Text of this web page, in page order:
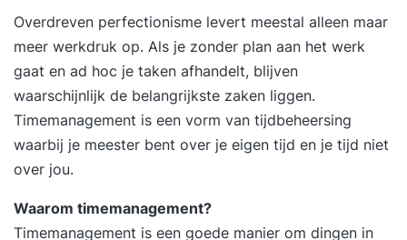
Overdreven perfectionisme levert meestal alleen maar
meer werkdruk op. Als je zonder plan aan het werk
gaat en ad hoc je taken afhandelt, blijven
waarschijnlijk de belangrijkste zaken liggen.
Timemanagement is een vorm van tijdbeheersing
waarbij je meester bent over je eigen tijd en je tijd niet
over jou.
Waarom timemanagement?
Timemanagement is een goede manier om dingen in